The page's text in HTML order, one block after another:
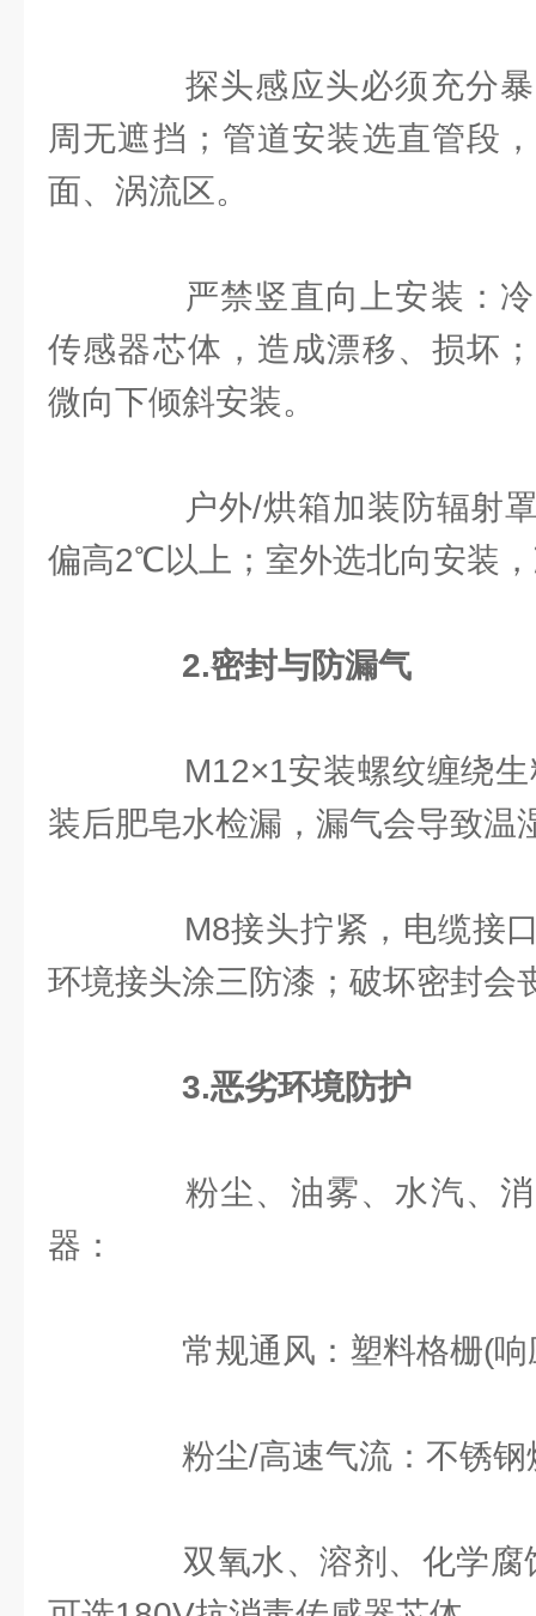
探头感应头必须充分暴
周无遮挡；管道安装选直管段
面、涡流区。
严禁竖直向上安装：冷
传感器芯体，造成漂移、损坏
微向下倾斜安装。
户外/烘箱加装防辐射罩
偏高2℃以上；室外选北向安装
2.密封与防漏气
M12×1安装螺纹缠绕生
装后肥皂水检漏，漏气会导致温
M8接头拧紧，电缆接口
环境接头涂三防漆；破坏密封会
3.恶劣环境防护
粉尘、油雾、水汽、消
器：
常规通风：塑料格栅(响
粉尘/高速气流：不锈钢
双氧水、溶剂、化学腐